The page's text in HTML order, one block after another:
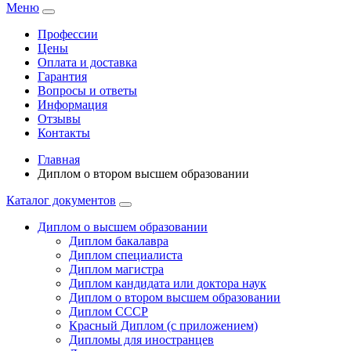
Meню
Профессии
Цены
Оплата и доставка
Гарантия
Вопросы и ответы
Информация
Отзывы
Контакты
Главная
Диплом о втором высшем образовании
Каталог документов
Диплом о высшем образовании
Диплом бакалавра
Диплом специалиста
Диплом магистра
Диплом кандидата или доктора наук
Диплом о втором высшем образовании
Диплом СССР
Красный Диплом (с приложением)
Дипломы для иностранцев